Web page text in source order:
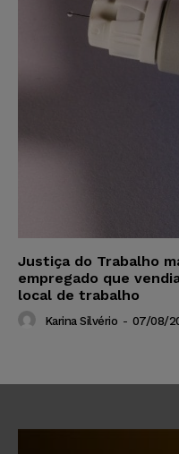
Justiça do Trabalho
empregado que
local de trabalho
Karina Silvério - 07/08/